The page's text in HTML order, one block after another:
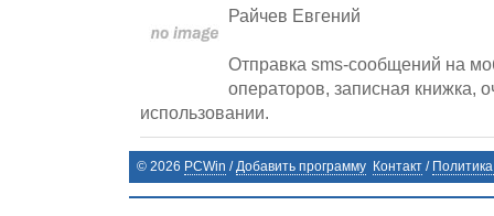
Райчев Евгений
Отправка sms-сообщений на
операторов, записная книжка,
использовании.
© 2026 PCWin /Добавить программу Контакт /